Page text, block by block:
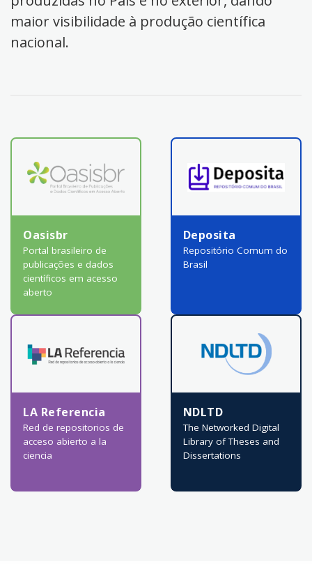
maior visibilidade à produção científica
nacional.
Oasisbr
Portal brasileiro de
publicações e dados
científicos em acesso
aberto
Deposita
Repositório Comum do
Brasil
LA Referencia
Red de repositorios de
acceso abierto a la
ciencia
NDLTD
The Networked Digital
Library of Theses and
Dissertations